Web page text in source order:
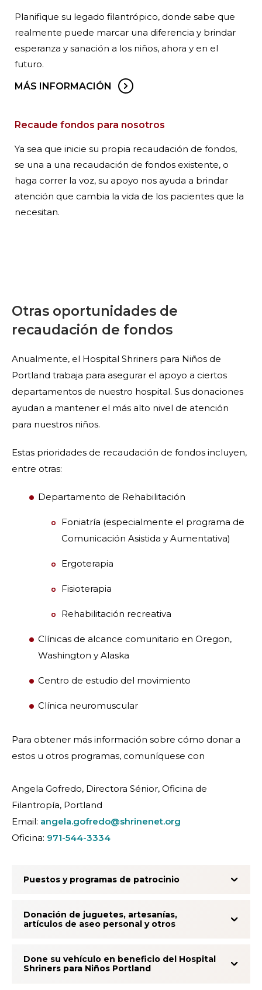
Planifique su legado filantrópico, donde sabe que
realmente puede marcar una diferencia y brindar
esperanza y sanación a los niños, ahora y en el
futuro.
MÁS INFORMACIÓN
Recaude fondos para nosotros
Ya sea que inicie su propia recaudación de fondos,
se una a una recaudación de fondos existente, o
haga correr la voz, su apoyo nos ayuda a brindar
atención que cambia la vida de los pacientes que la
necesitan.
Otras oportunidades de
recaudación de fondos
Anualmente, el Hospital Shriners para Niños de
Portland trabaja para asegurar el apoyo a ciertos
departamentos de nuestro hospital. Sus donaciones
ayudan a mantener el más alto nivel de atención
para nuestros niños.
Estas prioridades de recaudación de fondos incluyen,
entre otras:
Departamento de Rehabilitación
Foniatría (especialmente el programa de
Comunicación Asistida y Aumentativa)
Ergoterapia
Fisioterapia
Rehabilitación recreativa
Clínicas de alcance comunitario en Oregon,
Washington y Alaska
Centro de estudio del movimiento
Clínica neuromuscular
Para obtener más información sobre cómo donar a
estos u otros programas, comuníquese con
Angela Gofredo, Directora Sénior, Oficina de
Filantropía, Portland
Email: angela.gofredo@shrinenet.org
Oficina: 971-544-3334
Puestos y programas de patrocinio
Donación de juguetes, artesanías,
artículos de aseo personal y otros
Done su vehículo en beneficio del Hospital
Shriners para Niños Portland